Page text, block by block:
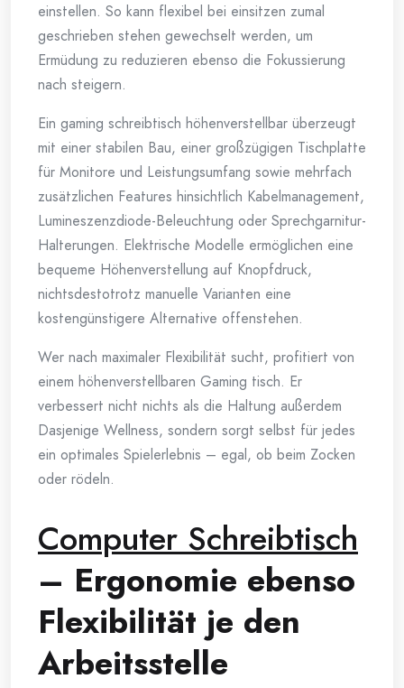
einstellen. So kann flexibel bei einsitzen zumal
geschrieben stehen gewechselt werden, um
Ermüdung zu reduzieren ebenso die Fokussierung
nach steigern.
Ein gaming schreibtisch höhenverstellbar überzeugt
mit einer stabilen Bau, einer großzügigen Tischplatte
für Monitore und Leistungsumfang sowie mehrfach
zusätzlichen Features hinsichtlich Kabelmanagement,
Lumineszenzdiode-Beleuchtung oder Sprechgarnitur-
Halterungen. Elektrische Modelle ermöglichen eine
bequeme Höhenverstellung auf Knopfdruck,
nichtsdestotrotz manuelle Varianten eine
kostengünstigere Alternative offenstehen.
Wer nach maximaler Flexibilität sucht, profitiert von
einem höhenverstellbaren Gaming tisch. Er
verbessert nicht nichts als die Haltung außerdem
Dasjenige Wellness, sondern sorgt selbst für jedes
ein optimales Spielerlebnis – egal, ob beim Zocken
oder rödeln.
Computer Schreibtisch
– Ergonomie ebenso
Flexibilität je den
Arbeitsstelle